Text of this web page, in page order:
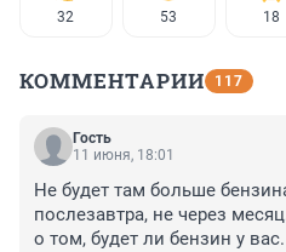
32 53 18
КОММЕНТАРИИ 117
Гость
11 июня, 18:01
Не будет там больше
послезавтра, не через
о том, будет ли бензин у вас.